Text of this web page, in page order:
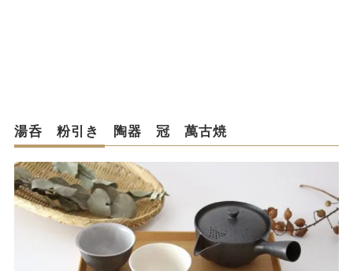
湯呑 粉引き 陶器 冠 萬古焼